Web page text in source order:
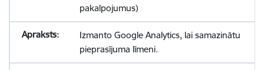
pakalpojumus)
Izmanto Google Analytics, lai samazinātu
pieprasījuma līmeni.